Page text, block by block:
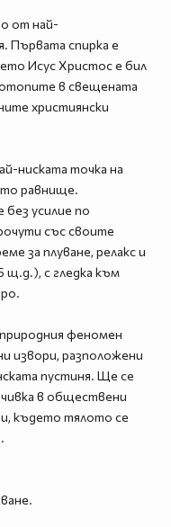
от най-
Първата спирка е
Исус Христос е бил
в свещената
християнски
ниската точка на
равнище.
усилие по
със своите
за плуване, релакс и
щ.д.), с гледка към
феномен
извори, разположени
пустиня. Ще се
в обществени
където тялото се